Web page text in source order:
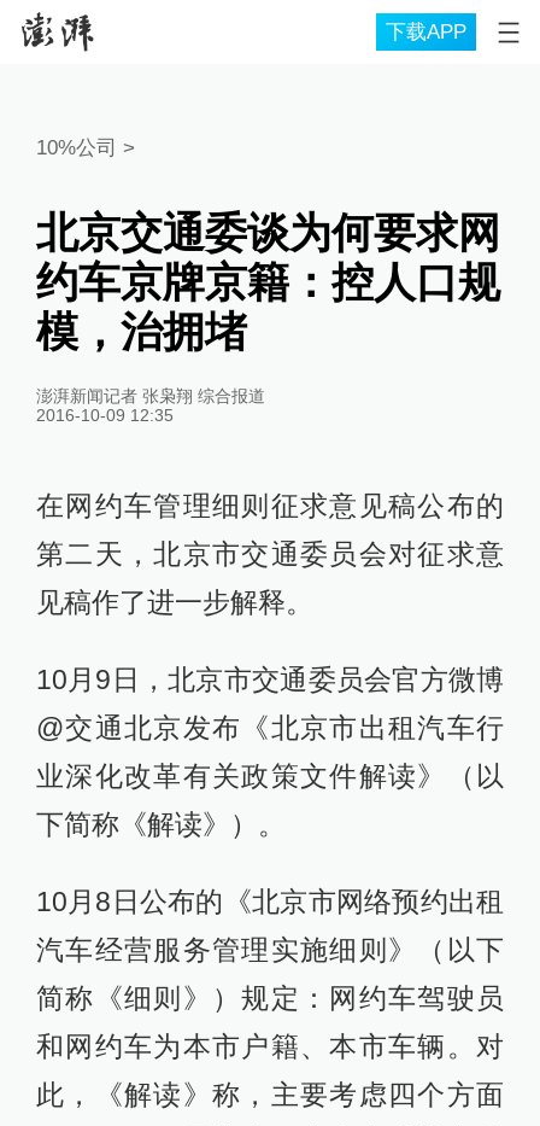
下载APP
10%公司 >
北京交通委谈为何要求网
约车京牌京籍：控人口规
模，治拥堵
澎湃新闻记者 张枭翔 综合报道
2016-10-09 12:35
在网约车管理细则征求意见稿公布的
第二天，北京市交通委员会对征求意
见稿作了进一步解释。
10月9日，北京市交通委员会官方微博
@交通北京发布《北京市出租汽车行
业深化改革有关政策文件解读》（以
下简称《解读》）。
10月8日公布的《北京市网络预约出租
汽车经营服务管理实施细则》（以下
简称《细则》）规定：网约车驾驶员
和网约车为本市户籍、本市车辆。对
此，《解读》称，主要考虑四个方面